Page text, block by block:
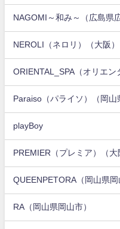
NAGOMI～和み～（広島県
NEROLI（ネロリ）（大阪）
ORIENTAL_SPA（オリエン
Paraiso（パライソ）（岡山
playBoy
PREMIER（プレミア）（大
QUEENPETORA（岡山県岡
RA（岡山県岡山市）